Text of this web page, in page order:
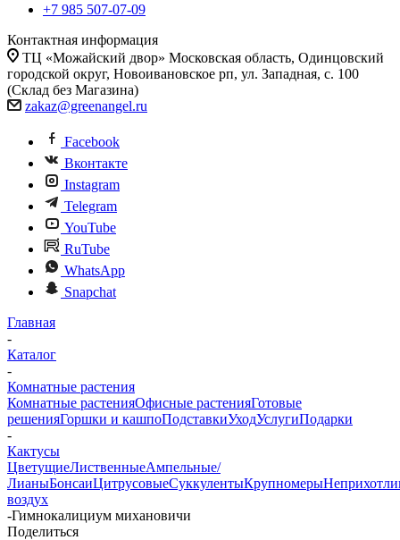
+7 985 507-07-09
Контактная информация
ТЦ «Можайский двор» Московская область, Одинцовский
городской округ, Новоивановское рп, ул. Западная, с. 100
(Склад без Магазина)
zakaz@greenangel.ru
Facebook
Вконтакте
Instagram
Telegram
YouTube
RuTube
WhatsApp
Snapchat
Главная
-
Каталог
-
Комнатные растения
Комнатные растенияОфисные растенияГотовые
решенияГоршки и кашпоПодставкиУходУслугиПодарки
-
Кактусы
ЦветущиеЛиственныеАмпельные/
ЛианыБонсаиЦитрусовыеСуккулентыКрупномеры
воздух
-Гимнокалициум михановичи
Поделиться